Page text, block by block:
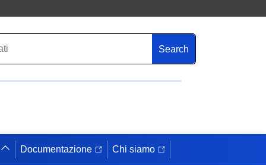
Search
Documentazione Chi siamo